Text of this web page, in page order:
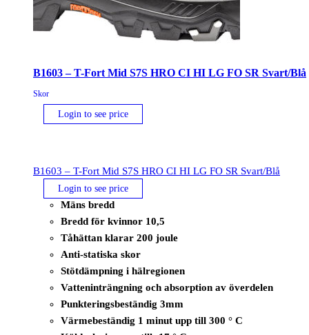
B1603 – T-Fort Mid S7S HRO CI HI LG FO SR Svart/Blå
Skor
Login to see price
B1603 – T-Fort Mid S7S HRO CI HI LG FO SR Svart/Blå
Login to see price
Mäns bredd
Bredd för kvinnor 10,5
Tåhättan klarar 200 joule
Anti-statiska skor
Stötdämpning i hälregionen
Vatteninträngning och absorption av överdelen
Punkteringsbeständig 3mm
Värmebeständig 1 minut upp till 300 ° C